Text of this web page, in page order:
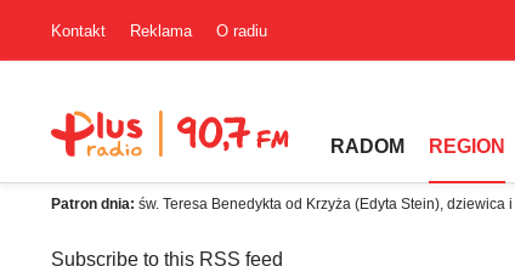
Kontakt Reklama O radiu
RADOM REGION
Patron dnia: św. Teresa Benedykta od Krzyża (Edyta Stein), dziewica
Subscribe to this RSS feed